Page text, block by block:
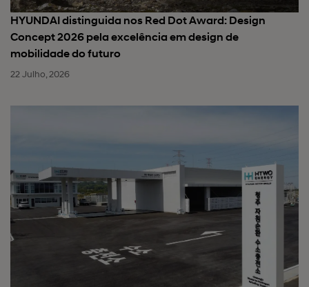
HYUNDAI distinguida nos Red Dot Award: Design
Concept 2026 pela excelência em design de
mobilidade do futuro
22 Julho, 2026